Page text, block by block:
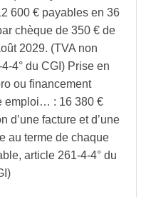
600 € payables en 36
chèque de 350 € de
2029. (TVA non
4° du CGI) Prise en
ou financement
emploi… : 16 380 €
d’une facture et d’une
au terme de chaque
article 261-4-4° du